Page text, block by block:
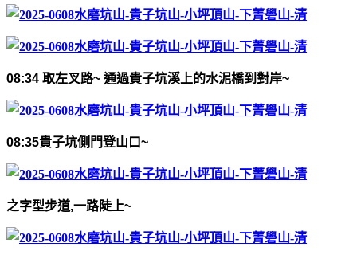
08:34 取左叉路~ 通過貴子坑溪上的水泥橋到對岸~
08:35貴子坑側門登山口~
之字型步道,一路陡上~